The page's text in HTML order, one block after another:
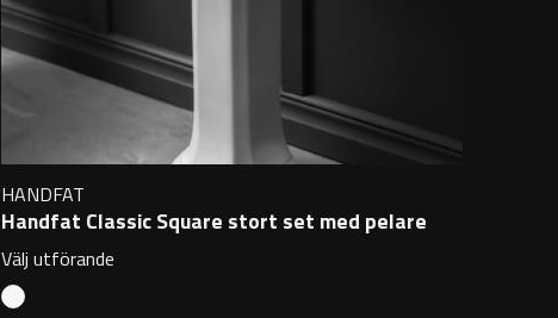
HANDFAT
Handfat Classic Square stort set med pelare
Välj utförande